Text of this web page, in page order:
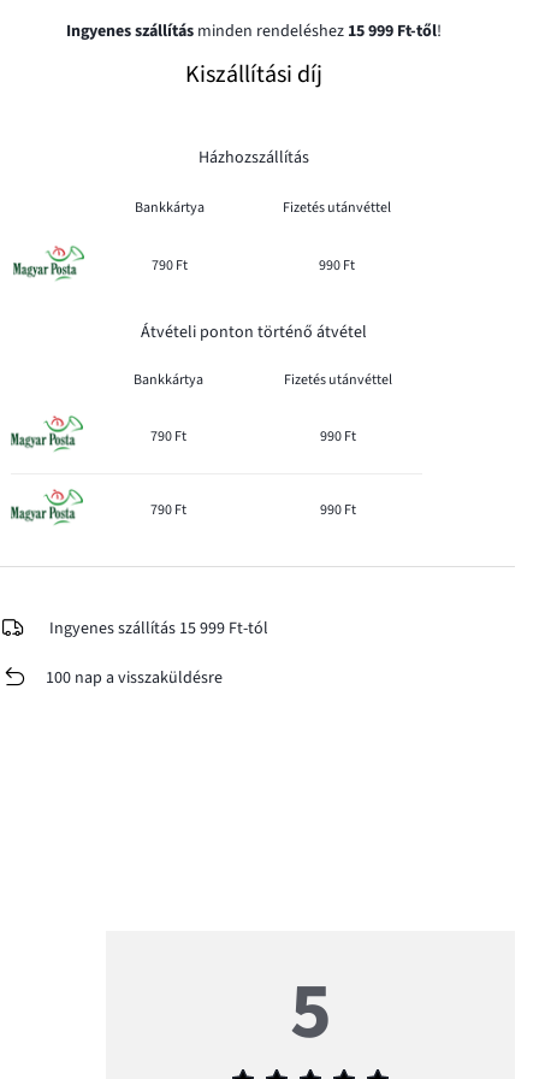
Ingyenes szállításminden rendeléshez 15 999 Ft-től!
Kiszállítási díj
Házhozszállítás
Bankkártya Fizetés utánvéttel
790 Ft 990 Ft
Átvételi ponton történő átvétel
Bankkártya Fizetés utánvéttel
790 Ft 990 Ft
790 Ft 990 Ft
Ingyenes szállítás 15 999 Ft-tól
100 nap a visszaküldésre
5